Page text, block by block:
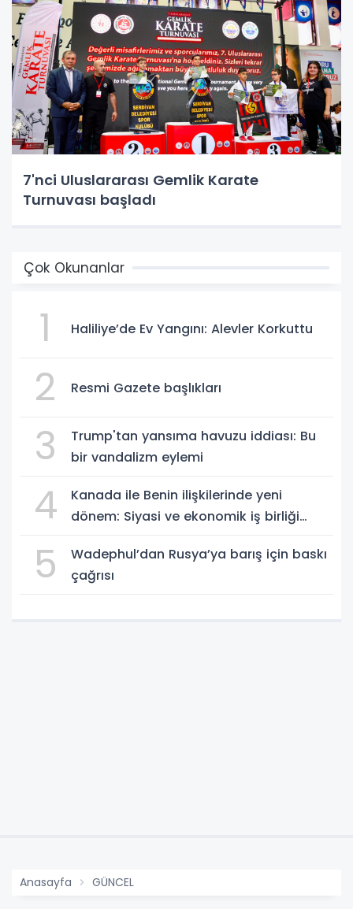
7'nci Uluslararası Gemlik Karate
Turnuvası başladı
Çok Okunanlar
1 Haliliye’de Ev Yangını: Alevler Korkuttu
2 Resmi Gazete başlıkları
3
Trump'tan yansıma havuzu iddiası: Bu
bir vandalizm eylemi
4
Kanada ile Benin ilişkilerinde yeni
dönem: Siyasi ve ekonomik iş birliği
5
Wadephul’dan Rusya’ya barış için baskı
çağrısı
Anasayfa GÜNCEL